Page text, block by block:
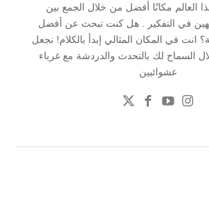
العالم مكانًا أفضل من خلال الجمع بين
في التفكير . هل كنت تبحث عن أفضل
في المكان المثالي إبدأ بالكلام! نجعل
السماح لك بالتحدث والدردشة مع غرباء
عشوائيين